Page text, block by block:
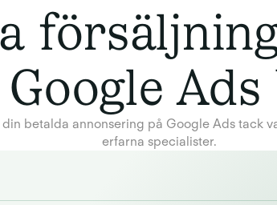
betalda annonsering på Google Ads tack
erfarna specialister.